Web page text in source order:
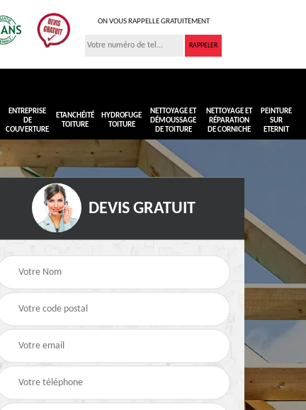
ON VOUS RAPPELLE GRATUITEMENT
ENTREPRISE
DE
COUVERTURE
ETANCHÉITÉ
TOITURE
HYDROFUGE
TOITURE
NETTOYAGE ET
DÉMOUSSAGE
DE TOITURE
NETTOYAGE ET
RÉPARATION
DE CORNICHE
PEINTURE
SUR
ETERNIT
Réimperméabilisation
Peinture sur toiture
tout support
DEVIS GRATUIT